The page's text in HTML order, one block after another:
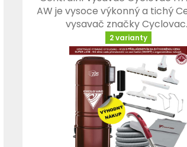
AW je vysoce výkonný a tichý
vysavač značky
2 varianty